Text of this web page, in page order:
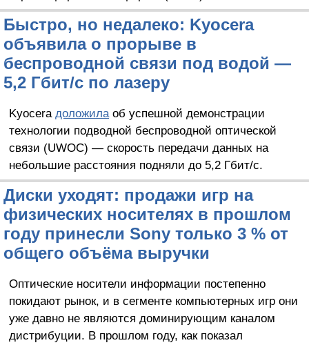
Быстро, но недалеко: Kyocera
объявила о прорыве в
беспроводной связи под водой —
5,2 Гбит/с по лазеру
Kyocera доложилаоб успешной демонстрации
технологии подводной беспроводной оптической
связи (UWOC) — скорость передачи данных на
небольшие расстояния подняли до 5,2 Гбит/с.
Диски уходят: продажи игр на
физических носителях в прошлом
году принесли Sony только 3 % от
общего объёма выручки
Оптические носители информации постепенно
покидают рынок, и в сегменте компьютерных игр они
уже давно не являются доминирующим каналом
дистрибуции. В прошлом году, как показал